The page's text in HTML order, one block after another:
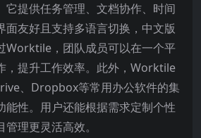
它提供任务管理、文档协作、时间
面友好且支持多语言切换，中文版
Worktile，团队成员可以在一个平
，提升工作效率。此外，Worktile
、Dropbox等常用办公软件的集
能性。用户还能根据需求定制个性
理更灵活高效。